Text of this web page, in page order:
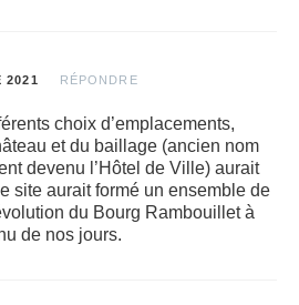
2021 RÉPONDRE
choix d’emplacements,
et du baillage (ancien nom
devenu l’Hôtel de Ville) aurait
site aurait formé un ensemble de
du Bourg Rambouillet à
de nos jours.